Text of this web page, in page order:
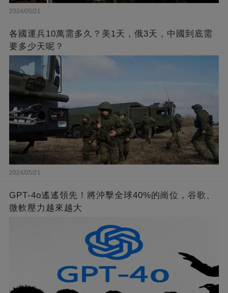
2024/05/21
各國運兵10萬需多久？美1天，俄3天，中國到底需
要多少天呢？
2024/05/21
GPT-4o遙遙領先！將沖擊全球40%的崗位，谷歌、
微軟壓力越來越大